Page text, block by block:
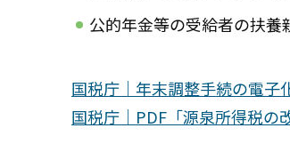
公的年金等の受給者の扶養
国税庁｜年末調整手続の電
国税庁｜PDF「源泉所得税の